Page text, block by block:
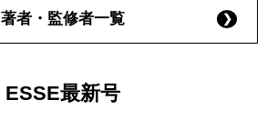
著者・監修者一覧
ESSE最新号